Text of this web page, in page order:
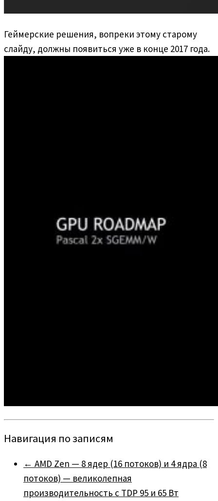
Геймерские решения, вопреки этому старому
слайду, должны появиться уже в конце 2017 года.
Навигация по записям
← AMD Zen — 8 ядер (16 потоков) и 4 ядра (8
потоков) — великолепная
производительность с TDP 95 и 65 Вт